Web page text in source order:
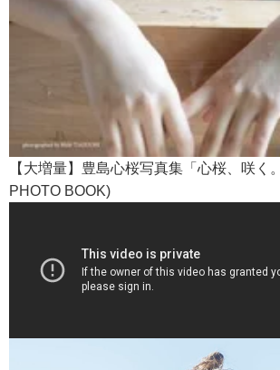
【大増量】豊島心桜写真集「心桜、咲く
PHOTO BOOK)